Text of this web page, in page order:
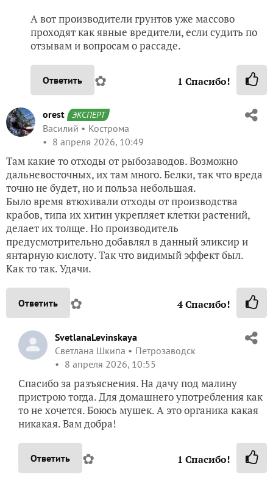
А вот производители грунтов уже массово
проходят как явные вредители, если судить по
отзывам и вопросам о рассаде.
Ответить ✿ 1 Спасибо!
orest ЭКСПЕРТ
Василий
Кострома
8 апреля 2026, 10:49
Там какие то отходы от рыбозаводов. Возможно
дальневосточных, их там много. Белки, так что вреда
точно не будет, но и польза небольшая.
Было время втюхивали отходы от производства
крабов, типа их хитин укрепляет клетки растений,
делает их толще. Но производитель
предусмотрительно добавлял в данный эликсир и
янтарную кислоту. Так что видимый эффект был.
Как то так. Удачи.
Ответить ✿ 4Спасибо!
SvetlanaLevinskaya
Светлана Шкипа
Петрозаводск
8 апреля 2026, 10:55
Спасибо за разъяснения. На дачу под малину
пристрою тогда. Для домашнего употребления как
то не хочется. Боюсь мушек. А это органика какая
никакая. Вам добра!
Ответить ✿ 1 Спасибо!